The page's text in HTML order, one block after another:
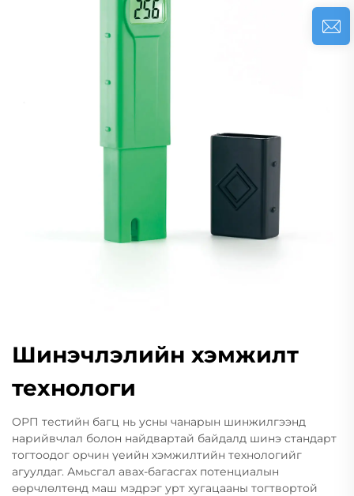
Шинэчлэлийн хэмжилт
технологи
ОРП тестийн багц нь усны чанарын шинжилгээнд
нарийвчлал болон найдвартай байдалд шинэ стандарт
тогтоодог орчин үеийн хэмжилтийн технологийг
агуулдаг. Амьсгал авах-багасгах потенциалын
өөрчлөлтөнд маш мэдрэг урт хугацааны тогтвортой